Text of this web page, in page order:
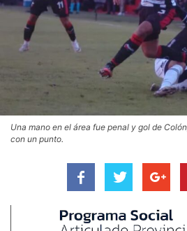
Una mano en el área fue penal y gol de
con un punto.